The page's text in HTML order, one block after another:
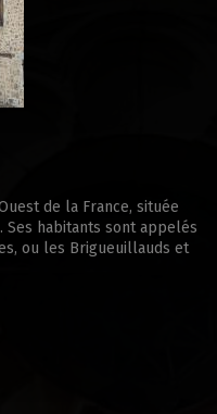
de la France, située
habitants sont appelés
ou les Brigueuillauds et